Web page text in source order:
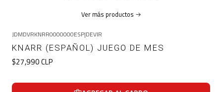
Ver más productos
JDMDVRKNRR0000000ESP|DEVIR
KNARR (ESPAÑOL) JUEGO DE MES
$27,990 CLP